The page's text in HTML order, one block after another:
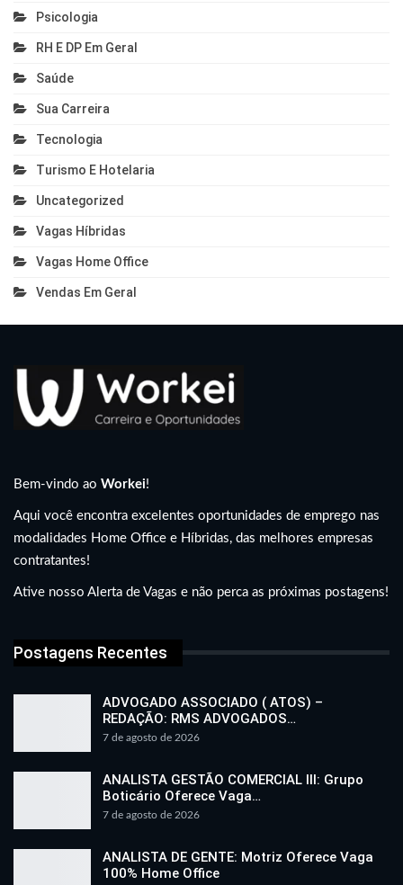
Psicologia
RH E DP Em Geral
Saúde
Sua Carreira
Tecnologia
Turismo E Hotelaria
Uncategorized
Vagas Híbridas
Vagas Home Office
Vendas Em Geral
Bem-vindo ao Workei!
Aqui você encontra excelentes oportunidades de emprego nas
modalidades Home Office e Híbridas, das melhores empresas
contratantes!
Ative nosso Alerta de Vagas e não perca as próximas postagens!
Postagens Recentes
ADVOGADO ASSOCIADO ( ATOS) –
REDAÇÃO: RMS ADVOGADOS…
7 de agosto de 2026
ANALISTA GESTÃO COMERCIAL III: Grupo
Boticário Oferece Vaga…
7 de agosto de 2026
ANALISTA DE GENTE: Motriz Oferece Vaga
100% Home Office